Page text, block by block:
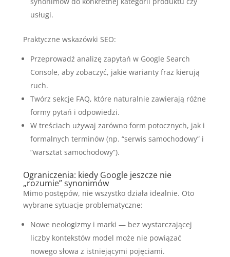
usługi.
Praktyczne wskazówki SEO:
Przeprowadź analizę zapytań w Google Search
Console, aby zobaczyć, jakie warianty fraz kierują
ruch.
Twórz sekcje FAQ, które naturalnie zawierają różne
formy pytań i odpowiedzi.
W treściach używaj zarówno form potocznych, jak i
formalnych terminów (np. “serwis samochodowy” i
“warsztat samochodowy”).
Ograniczenia: kiedy Google jeszcze nie
„rozumie” synonimów
Mimo postępów, nie wszystko działa idealnie. Oto
wybrane sytuacje problematyczne:
Nowe neologizmy i marki — bez wystarczającej
liczby kontekstów model może nie powiązać
nowego słowa z istniejącymi pojęciami.